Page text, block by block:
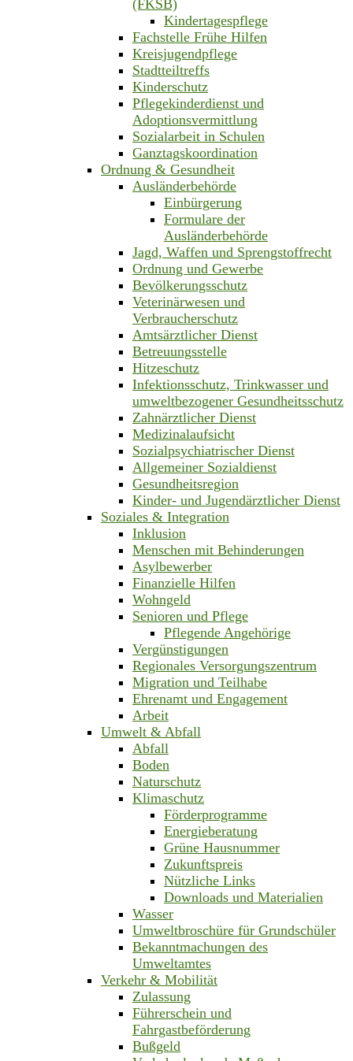
(FKSB)
Kindertagespflege
Fachstelle Frühe Hilfen
Kreisjugendpflege
Stadtteiltreffs
Kinderschutz
Pflegekinderdienst und
Adoptionsvermittlung
Sozialarbeit in Schulen
Ganztagskoordination
Ordnung & Gesundheit
Ausländerbehörde
Einbürgerung
Formulare der
Ausländerbehörde
Jagd, Waffen und Sprengstoffrecht
Ordnung und Gewerbe
Bevölkerungsschutz
Veterinärwesen und
Verbraucherschutz
Amtsärztlicher Dienst
Betreuungsstelle
Hitzeschutz
Infektionsschutz, Trinkwasser und
umweltbezogener Gesundheitsschutz
Zahnärztlicher Dienst
Medizinalaufsicht
Sozialpsychiatrischer Dienst
Allgemeiner Sozialdienst
Gesundheitsregion
Kinder- und Jugendärztlicher Dienst
Soziales & Integration
Inklusion
Menschen mit Behinderungen
Asylbewerber
Finanzielle Hilfen
Wohngeld
Senioren und Pflege
Pflegende Angehörige
Vergünstigungen
Regionales Versorgungszentrum
Migration und Teilhabe
Ehrenamt und Engagement
Arbeit
Umwelt & Abfall
Abfall
Boden
Naturschutz
Klimaschutz
Förderprogramme
Energieberatung
Grüne Hausnummer
Zukunftspreis
Nützliche Links
Downloads und Materialien
Wasser
Umweltbroschüre für Grundschüler
Bekanntmachungen des
Umweltamtes
Verkehr & Mobilität
Zulassung
Führerschein und
Fahrgastbeförderung
Bußgeld